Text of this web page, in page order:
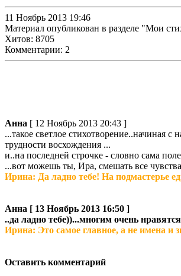
11 Ноябрь 2013 19:46
Материал опубликован в разделе "Мои
Хитов: 8705
Комментарии: 2
Анна [ 12 Ноябрь 2013 20:43 ]
...такое светлое стихотворение..начиная
трудности восхождения ...
и..на последней строчке - словно сама
...вот можешь ты, Ира, смешать все
Ирина: Да ладно тебе! На подмастерье
Анна [ 13 Ноябрь 2013 16:50 ]
..да ладно тебе))...многим очень
Ирина: Это самое главное, а не имена и
Оставить комментарий